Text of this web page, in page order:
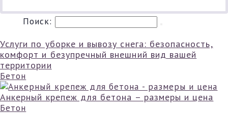
Поиск:
Услуги по уборке и вывозу снега: безопасность,
комфорт и безупречный внешний вид вашей
территории
Бетон
Анкерный крепеж для бетона – размеры и цена
Бетон